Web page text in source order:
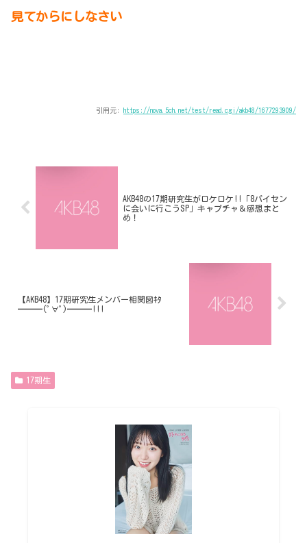
見てからにしなさい
引用元: https://nova.5ch.net/test/read.cgi/akb48/1677293909/
AKB48の17期研究生がロケロケ!!「8パイセン
に会いに行こうSP」キャプチャ＆感想まと
め！
【AKB48】17期研究生メンバー相関図ｷﾀ
━━━(ﾟ∀ﾟ)━━━!!!
17期生